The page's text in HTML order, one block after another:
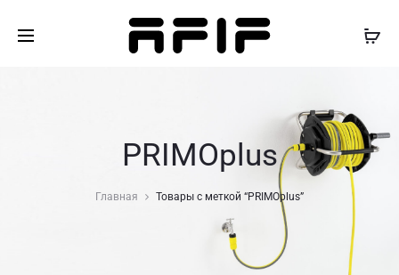
PRIMOplus
Главная Товары с меткой “PRIMOplus”